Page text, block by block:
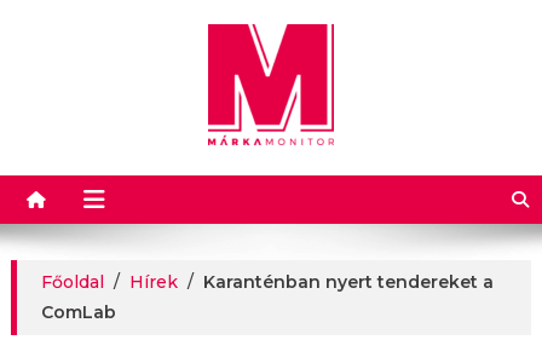
Márkamonitor
Főoldal / Hírek / Karanténban nyert tendereket a
ComLab